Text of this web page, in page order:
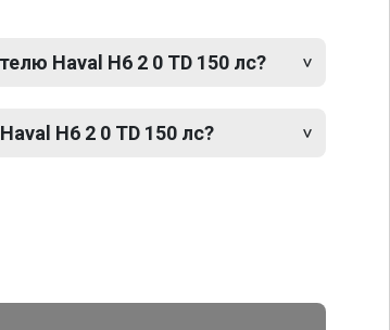
Haval H6 2 0 TD 150 лс?
H6 2 0 TD 150 лс?